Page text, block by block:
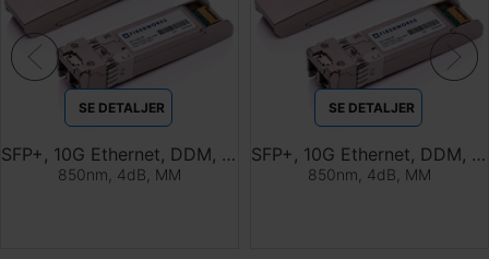
SE DETALJER
SFP+, 10G Ethernet, DDM, 300m
850nm, 4dB, MM
SE DETALJER
SFP+, 10G Ethernet, DDM, 300m, TAA compl
850nm, 4dB, MM